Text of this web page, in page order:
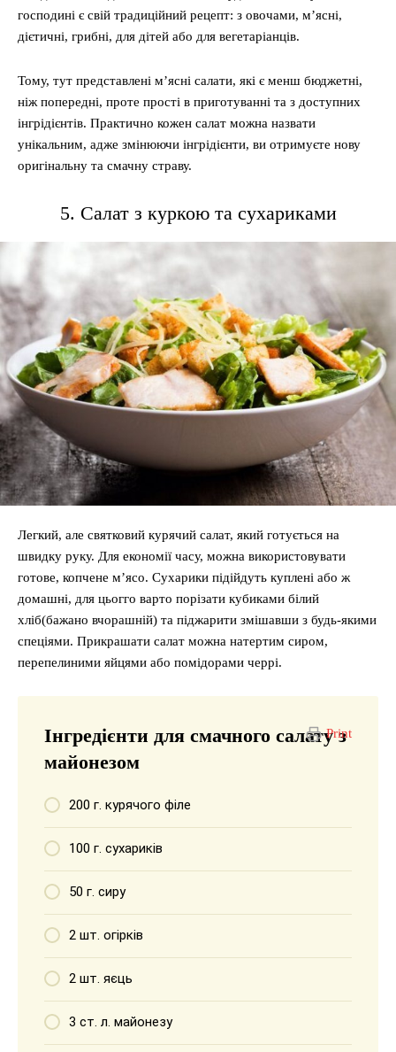
господині є свій традиційний рецепт: з овочами, м’ясні,
дієтичні, грибні, для дітей або для вегетаріанців.
Тому, тут представлені м’ясні салати, які є менш бюджетні,
ніж попередні, проте прості в приготуванні та з доступних
інгрідієнтів. Практично кожен салат можна назвати
унікальним, адже змінюючи інгрідієнти, ви отримуєте нову
оригінальну та смачну страву.
5. Салат з куркою та сухариками
Легкий, але святковий курячий салат, який готується на
швидку руку. Для економії часу, можна використовувати
готове, копчене м’ясо. Сухарики підійдуть куплені або ж
домашні, для цьогго варто порізати кубиками білий
хліб(бажано вчорашній) та піджарити змішавши з будь-якими
спеціями. Прикрашати салат можна натертим сиром,
перепелиними яйцями або помідорами черрі.
Print
Інгредієнти для смачного салату з
майонезом
200 г. курячого філе
100 г. сухариків
50 г. сиру
2 шт. огірків
2 шт. яєць
3 ст. л. майонезу